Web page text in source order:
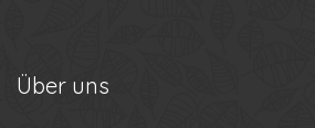
Über uns